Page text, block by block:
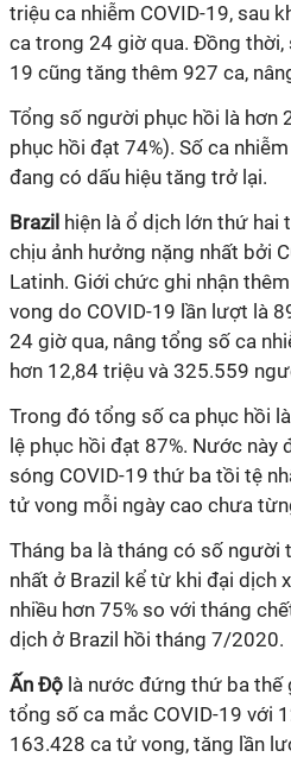
triệu ca nhiễm COVID-19, sau
ca trong 24 giờ qua. Đồng thời,
19 cũng tăng thêm 927 ca,
Tổng số người phục hồi là hơn
phục hồi đạt 74%). Số ca
đang có dấu hiệu tăng trở lại.
Brazil hiện là ổ dịch lớn thứ hai
chịu ảnh hưởng nặng nhất bởi
Latinh. Giới chức ghi nhận
vong do COVID-19 lần lượt là
24 giờ qua, nâng tổng số ca
hơn 12,84 triệu và 325.559
Trong đó tổng số ca phục hồi
lệ phục hồi đạt 87%. Nước này
sóng COVID-19 thứ ba tồi tệ
tử vong mỗi ngày cao chưa
Tháng ba là tháng có số người
nhất ở Brazil kể từ khi đại dịch
nhiều hơn 75% so với tháng
dịch ở Brazil hồi tháng 7/2020.
Ấn Độ là nước đứng thứ ba thế
tổng số ca mắc COVID-19 với
163.428 ca tử vong, tăng lần